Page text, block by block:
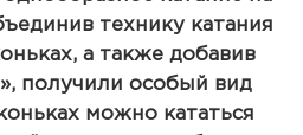
технику катания
а также добавив
получили особый вид
можно кататься